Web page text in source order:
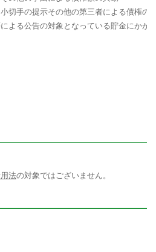
小切手の提示その他の第三者による債権の
による公告の対象となっている貯金にかか
法の対象ではございません。